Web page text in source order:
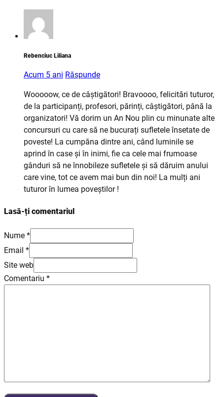
Rebenciuc Liliana
Acum 5 ani Răspunde
Wooooow, ce de câștigători! Bravoooo, felicitări tuturor,
de la participanți, profesori, părinți, câștigători, până la
organizatori! Vă dorim un An Nou plin cu minunate alte
concursuri cu care să ne bucurați sufletele însetate de
poveste! La cumpăna dintre ani, când luminile se
aprind în case și în inimi, fie ca cele mai frumoase
gânduri să ne înnobileze sufletele și să dăruim anului
care vine, tot ce avem mai bun din noi! La mulți ani
tuturor în lumea poveștilor !
Lasă-ți comentariul
Nume *
Email *
Site web
Comentariu *